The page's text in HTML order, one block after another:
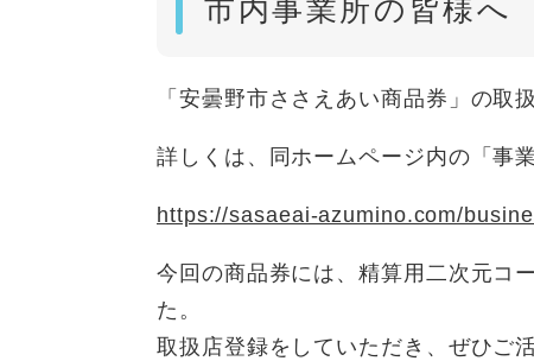
市内事業所の皆様へ
「安曇野市ささえあい商品券」の取
詳しくは、同ホームページ内の「事
https://sasaeai-azumino.com/
今回の商品券には、精算用二次元コ
た。
取扱店登録をしていただき、ぜひご